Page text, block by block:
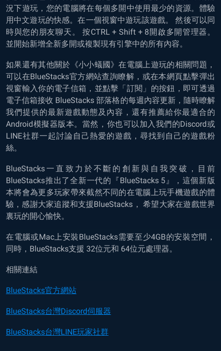
況下遊玩，您的電腦將在每個多開中使用最少的資源。體驗
用中文遊玩的快感。在一個視窗中遊玩該遊戲。 然後可以同
時與您的朋友聊天。 按CTRL + Shift + 8開啟多開管理器。
並開始新增全新多開或複製現有引擎中的所有內容。
如果還有其他關於《小小蟻國》在電腦上遊玩的相關問題，
可以在BlueStacks官方網站查詢瞭解，或在本網頁點擊彈出
視窗輸入你的電子信箱，並點擊「訂閱」的按鈕，即可透過
電子信箱接收 BlueStacks 部落格的每週內容更新，隨時瞭解
我們提供的最新遊戲動態及內容，還有推薦給你最適合的
Android模擬器版本。當然，你也可以加入我們的Discord或
LINE社群一起討論自己熱愛的遊戲，尋找到自己的遊戲粉
絲。
BlueStacks一直致力於不斷的創新與自我突破，目前
BlueStacks推出了全新一代的『BlueStacks 5』，這個新版
本將會為更多玩家帶來截然不同的在電腦上玩手機遊戲的體
驗，感謝大家追蹤和支援BlueStacks， 希望大家在遊戲世界
裏玩的開心愉快。
在電腦或Mac上安裝BlueStacks需要至少4GB的安裝空間，
同時，BlueStacks支援 32位元和 64位元處理器。
相關連結
BlueStacks官方網站
BlueStacks台灣Discord伺服器
BlueStacks台灣LINE玩家社群